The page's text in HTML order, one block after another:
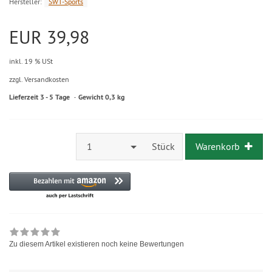
EUR 39,98
inkl. 19 % USt
zzgl. Versandkosten
Lieferzeit 3 - 5 Tage Gewicht 0,3 kg
1 Stück Warenkorb
Zu diesem Artikel existieren noch keine Bewertungen